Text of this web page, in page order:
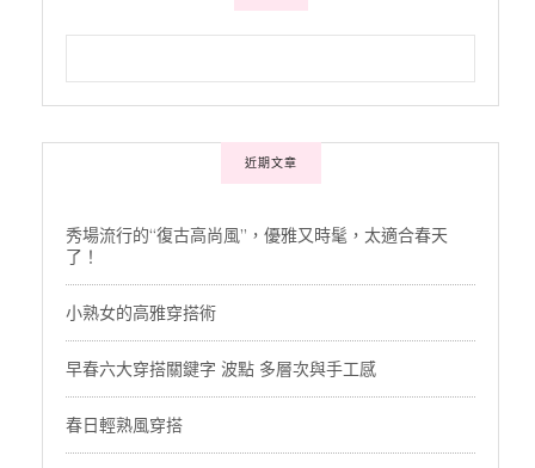
近期文章
秀場流行的“復古高尚風”，優雅又時髦，太適合春天
了！
小熟女的高雅穿搭術
早春六大穿搭關鍵字 波點 多層次與手工感
春日輕熟風穿搭